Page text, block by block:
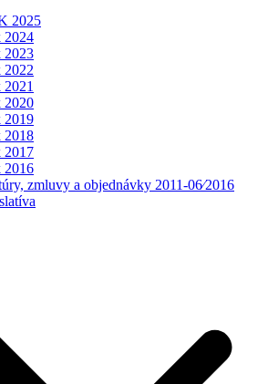
2025
2024
2023
2022
2020
2019
2018
2017
2016
zmluvy a objednávky 2011-06⁄2016